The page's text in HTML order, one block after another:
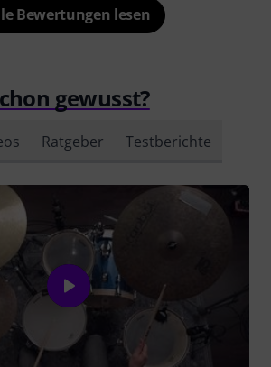
Bewertungen lesen
gewusst?
Ratgeber Testberichte